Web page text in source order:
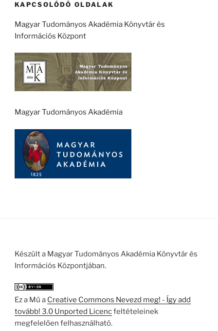
KAPCSOLÓDÓ OLDALAK
Magyar Tudományos Akadémia Könyvtár és
Információs Központ
Magyar Tudományos Akadémia
Készült a Magyar Tudományos Akadémia Könyvtár és
Információs Központjában.
Ez a Mű a Creative Commons Nevezd meg! - Így add
tovább! 3.0 Unported Licencfeltételeinek
megfelelően felhasználható.